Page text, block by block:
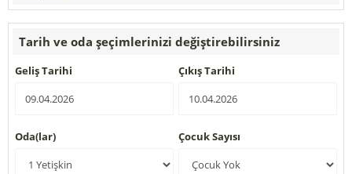
Tarih ve oda şeçimlerinizi değiştirebilirsiniz
Geliş Tarihi Çıkış Tarihi
Oda(lar) Çocuk Sayısı